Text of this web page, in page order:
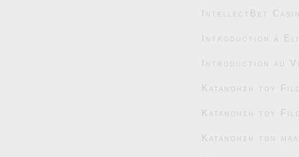
IntellectBet
Introduction à
Introduction au
Κατανόηση του
Κατανόηση του
Κατανόηση των